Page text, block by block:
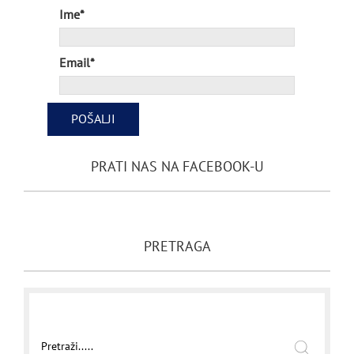
Ime*
Email*
PRATI NAS NA FACEBOOK-U
PRETRAGA